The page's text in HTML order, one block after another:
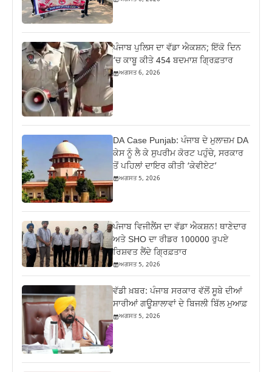
ਪੰਜਾਬ ਪੁਲਿਸ ਦਾ ਵੱਡਾ ਐਕਸ਼ਨ; ਇੱਕੋ ਦਿਨ
‘ਚ ਕਾਬੂ ਕੀਤੇ 454 ਬਦਮਾਸ਼ ਗ੍ਰਿਫ਼ਤਾਰ
ਅਗਸਤ 6, 2026
DA Case Punjab: ਪੰਜਾਬ ਦੇ ਮੁਲਾਜ਼ਮ DA
ਕੇਸ ਨੂੰ ਲੈ ਕੇ ਸੁਪਰੀਮ ਕੋਰਟ ਪਹੁੰਚੇ, ਸਰਕਾਰ
ਤੋਂ ਪਹਿਲਾਂ ਦਾਇਰ ਕੀਤੀ ‘ਕੇਵੀਏਟ’
ਅਗਸਤ 5, 2026
ਪੰਜਾਬ ਵਿਜੀਲੈਂਸ ਦਾ ਵੱਡਾ ਐਕਸ਼ਨ! ਥਾਣੇਦਾਰ
ਅਤੇ SHO ਦਾ ਰੀਡਰ 100000 ਰੁਪਏ
ਰਿਸ਼ਵਤ ਲੈਂਦੇ ਗ੍ਰਿਫ਼ਤਾਰ
ਅਗਸਤ 5, 2026
ਵੱਡੀ ਖ਼ਬਰ: ਪੰਜਾਬ ਸਰਕਾਰ ਵੱਲੋਂ ਸੂਬੇ ਦੀਆਂ
ਸਾਰੀਆਂ ਗਊਸ਼ਾਲਾਵਾਂ ਦੇ ਬਿਜਲੀ ਬਿੱਲ ਮੁਆਫ਼
ਅਗਸਤ 5, 2026